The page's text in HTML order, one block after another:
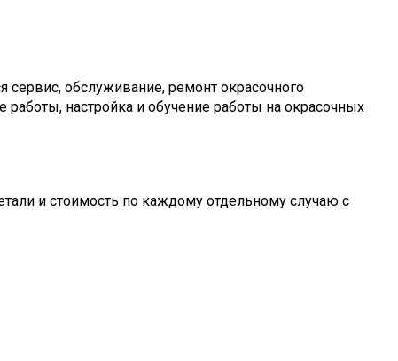
сервис, обслуживание, ремонт окрасочного
настройка и обучение работы на окрасочных
и стоимость по каждому отдельному случаю с